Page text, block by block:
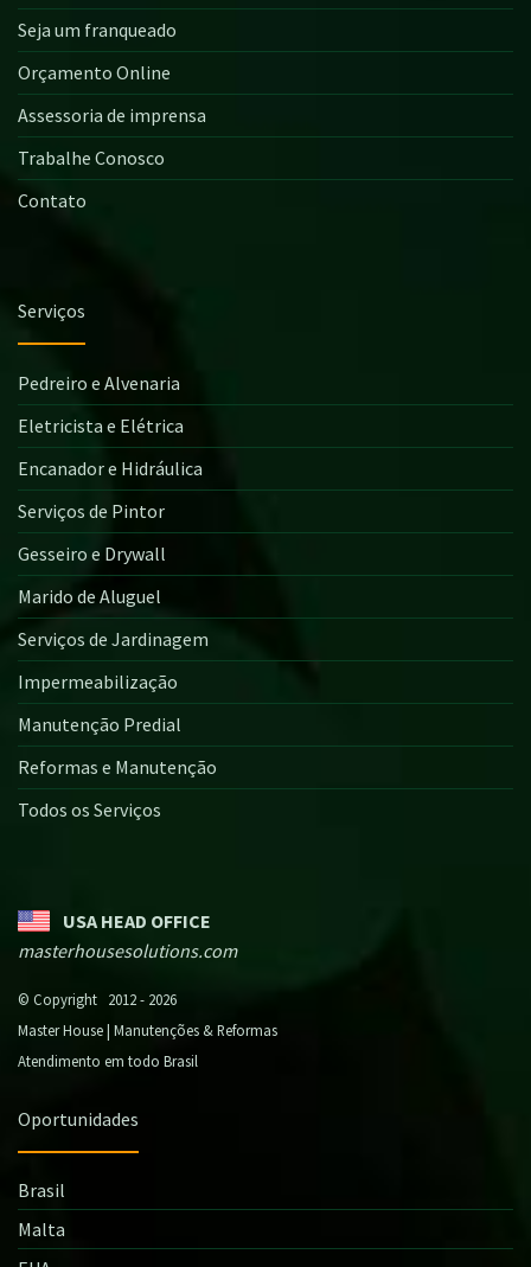
Seja um franqueado
Orçamento Online
Assessoria de imprensa
Trabalhe Conosco
Contato
Serviços
Pedreiro e Alvenaria
Eletricista e Elétrica
Encanador e Hidráulica
Serviços de Pintor
Gesseiro e Drywall
Marido de Aluguel
Serviços de Jardinagem
Impermeabilização
Manutenção Predial
Reformas e Manutenção
Todos os Serviços
USA HEAD OFFICE
masterhousesolutions.com
© Copyright 2012 - 2026
Master House | Manutenções & Reformas
Atendimento em todo Brasil
Oportunidades
Brasil
Malta